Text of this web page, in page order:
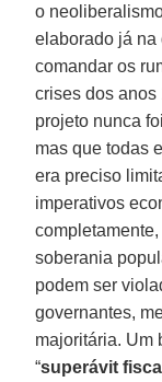
o
elaborado já na
comandar os
crises dos anos
projeto nunca
mas que todas
era preciso
imperativos
soberania
podem ser
governantes,
majoritária. Um
“superávit